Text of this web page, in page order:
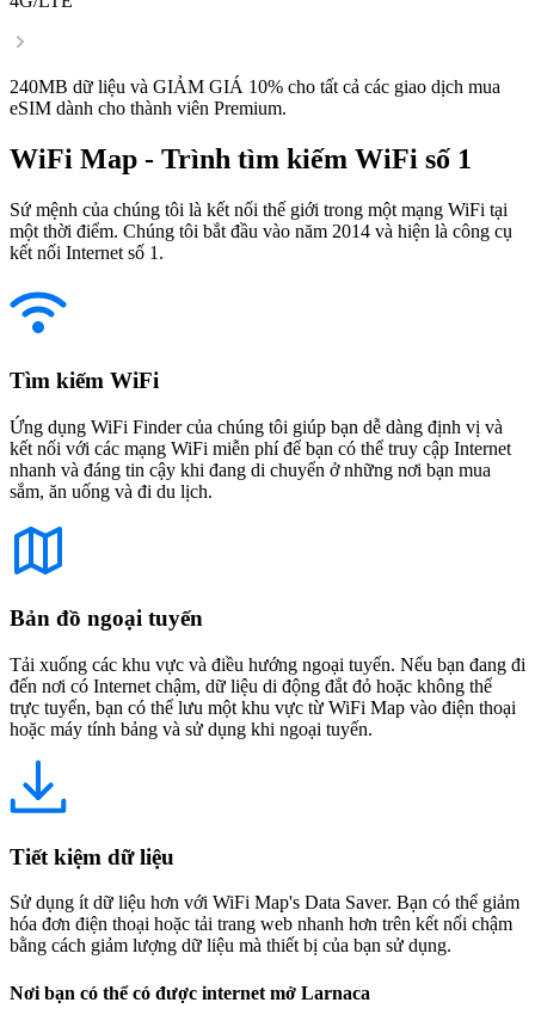
240MB dữ liệu và GIẢM GIÁ 10% cho tất cả các giao dịch mua
eSIM dành cho thành viên Premium.
WiFi Map - Trình tìm kiếm WiFi số 1
Sứ mệnh của chúng tôi là kết nối thế giới trong một mạng WiFi tại
một thời điểm. Chúng tôi bắt đầu vào năm 2014 và hiện là công cụ
kết nối Internet số 1.
Tìm kiếm WiFi
Ứng dụng WiFi Finder của chúng tôi giúp bạn dễ dàng định vị và
kết nối với các mạng WiFi miễn phí để bạn có thể truy cập Internet
nhanh và đáng tin cậy khi đang di chuyển ở những nơi bạn mua
sắm, ăn uống và đi du lịch.
Bản đồ ngoại tuyến
Tải xuống các khu vực và điều hướng ngoại tuyến. Nếu bạn đang đi
đến nơi có Internet chậm, dữ liệu di động đắt đỏ hoặc không thể
trực tuyến, bạn có thể lưu một khu vực từ WiFi Map vào điện thoại
hoặc máy tính bảng và sử dụng khi ngoại tuyến.
Tiết kiệm dữ liệu
Sử dụng ít dữ liệu hơn với WiFi Map's Data Saver. Bạn có thể giảm
hóa đơn điện thoại hoặc tải trang web nhanh hơn trên kết nối chậm
bằng cách giảm lượng dữ liệu mà thiết bị của bạn sử dụng.
Nơi bạn có thể có được internet mở Larnaca